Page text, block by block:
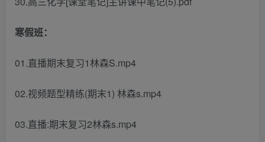
寒假班：
01.直播期末复习1林森S.mp4
02.视频题型精练(期末1) 林森s.mp4
03.直播:期末复习2林森s.mp4